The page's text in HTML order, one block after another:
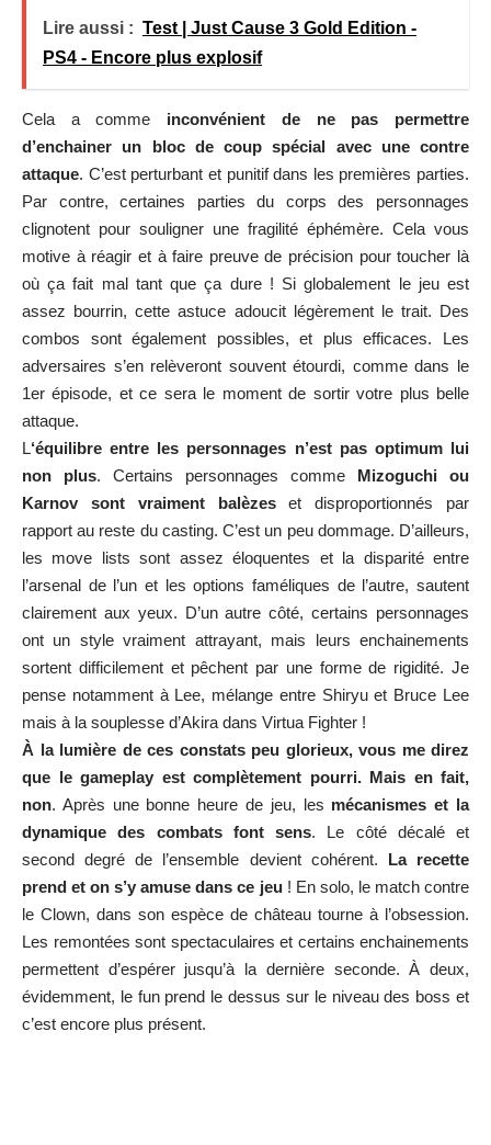
Lire aussi : Test | Just Cause 3 Gold Edition -
PS4 - Encore plus explosif
Cela a comme inconvénient de ne pas permettre
d’enchainer un bloc de coup spécial avec une contre
attaque. C’est perturbant et punitif dans les premières parties.
Par contre, certaines parties du corps des personnages
clignotent pour souligner une fragilité éphémère. Cela vous
motive à réagir et à faire preuve de précision pour toucher là
où ça fait mal tant que ça dure ! Si globalement le jeu est
assez bourrin, cette astuce adoucit légèrement le trait. Des
combos sont également possibles, et plus efficaces. Les
adversaires s’en relèveront souvent étourdi, comme dans le
1er épisode, et ce sera le moment de sortir votre plus belle
attaque.
L‘équilibre entre les personnages n’est pas optimum lui
non plus. Certains personnages comme Mizoguchi ou
Karnov sont vraiment balèzeset disproportionnés par
rapport au reste du casting. C’est un peu dommage. D’ailleurs,
les move lists sont assez éloquentes et la disparité entre
l’arsenal de l’un et les options faméliques de l’autre, sautent
clairement aux yeux. D’un autre côté, certains personnages
ont un style vraiment attrayant, mais leurs enchainements
sortent difficilement et pêchent par une forme de rigidité. Je
pense notamment à Lee, mélange entre Shiryu et Bruce Lee
mais à la souplesse d’Akira dans Virtua Fighter !
À la lumière de ces constats peu glorieux, vous me direz
que le gameplay est complètement pourri. Mais en fait,
non. Après une bonne heure de jeu, les mécanismes et la
dynamique des combats font sens. Le côté décalé et
second degré de l’ensemble devient cohérent. La recette
prend et on s’y amuse dans ce jeu! En solo, le match contre
le Clown, dans son espèce de château tourne à l’obsession.
Les remontées sont spectaculaires et certains enchainements
permettent d’espérer jusqu’à la dernière seconde. À deux,
évidemment, le fun prend le dessus sur le niveau des boss et
c’est encore plus présent.